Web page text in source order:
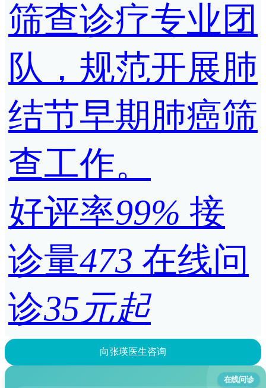
筛查诊疗专业团
队，规范开展肺
结节早期肺癌筛
查工作。
好评率99% 接
诊量473 在线问
诊35元起
向张瑛医生咨询
在线问诊